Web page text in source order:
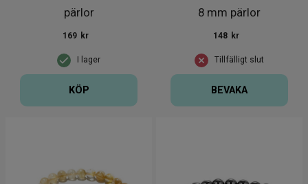
pärlor
I lager
169 kr
KÖP
8 mm pärlor
Tillfälligt slut
148 kr
BEVAKA